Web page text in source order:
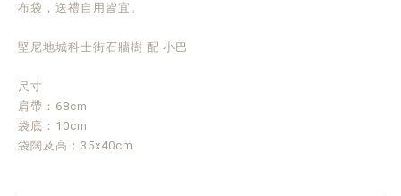
布袋，送禮自用皆宜。
堅尼地城科士街石牆樹 配 小巴
尺寸
肩帶：68cm
袋底：10cm
袋闊及高：35x40cm